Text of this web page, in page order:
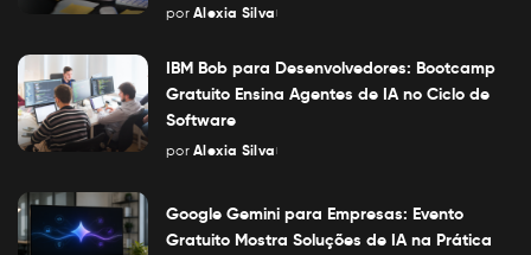
Posted
por Alexia Silva
IBM Bob para Desenvolvedores: Bootcamp
Gratuito Ensina Agentes de IA no Ciclo de
Software
Posted
por Alexia Silva
Google Gemini para Empresas: Evento
Gratuito Mostra Soluções de IA na Prática